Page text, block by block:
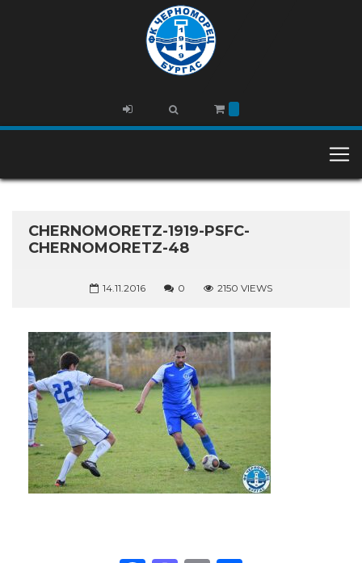
CHERNOMORETZ-1919-PSFC-
CHERNOMORETZ-48
14.11.2016 0 2150 VIEWS